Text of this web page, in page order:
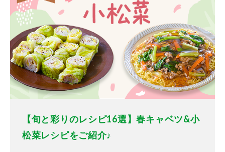
【旬と彩りのレシピ16選】春キャベツ&小
松菜レシピをご紹介♪